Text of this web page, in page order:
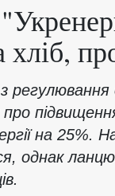
з
на 25%.
однак